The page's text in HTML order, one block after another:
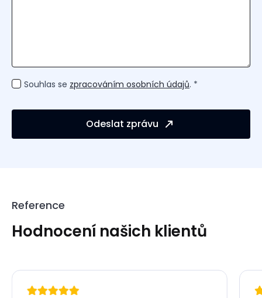
GDPRSouhlas se zpracováním osobních údajů. *
Odeslat zprávu
Reference
Hodnocení našich klientů